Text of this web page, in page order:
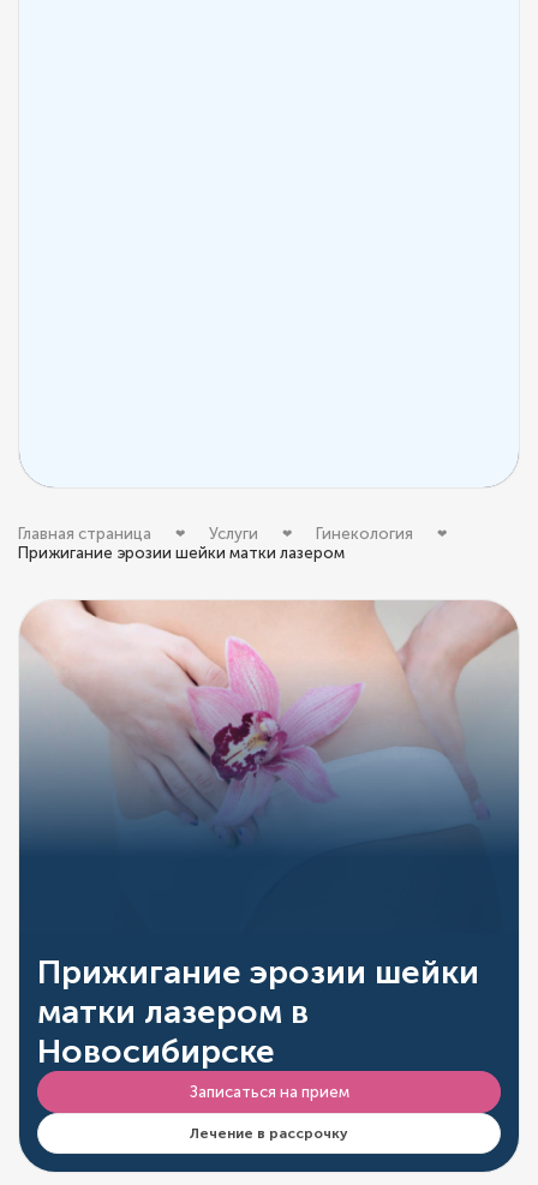
Главная страница Услуги
Гинекология
Прижигание эрозии шейки матки лазером
Прижигание эрозии шейки
матки лазером в
Новосибирске
Записаться на прием
Лечение в рассрочку